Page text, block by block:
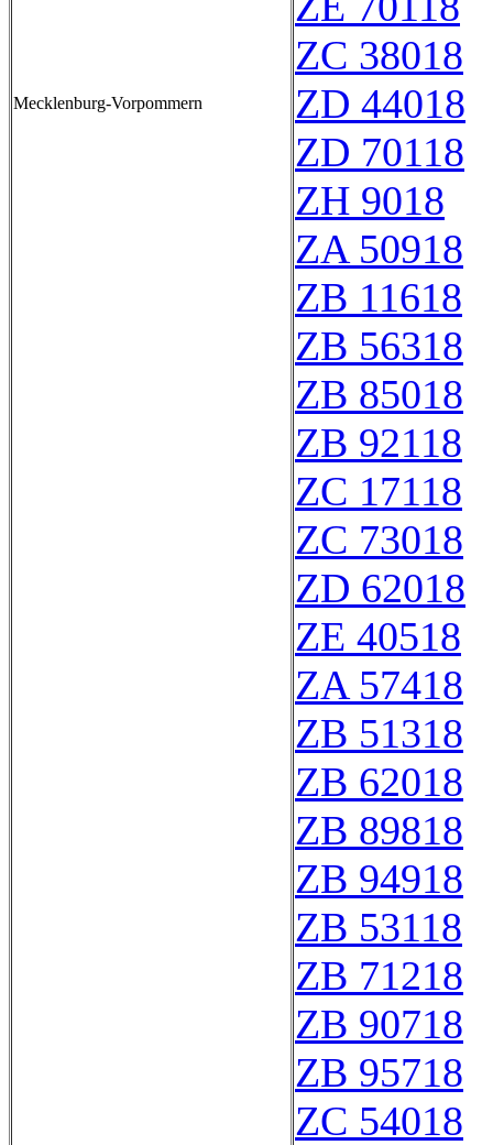
Mecklenburg-Vorpommern
ZC 38018
ZD 44018
ZD 70118
ZH 9018
ZA 50918
ZB 11618
ZB 56318
ZB 85018
ZB 92118
ZC 17118
ZC 73018
ZD 62018
ZE 40518
ZA 57418
ZB 51318
ZB 62018
ZB 89818
ZB 94918
ZB 53118
ZB 71218
ZB 90718
ZB 95718
ZC 54018